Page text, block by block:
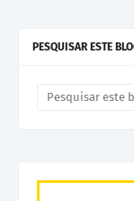
PESQUISAR ESTE